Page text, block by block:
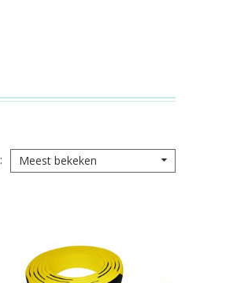
Meest bekeken